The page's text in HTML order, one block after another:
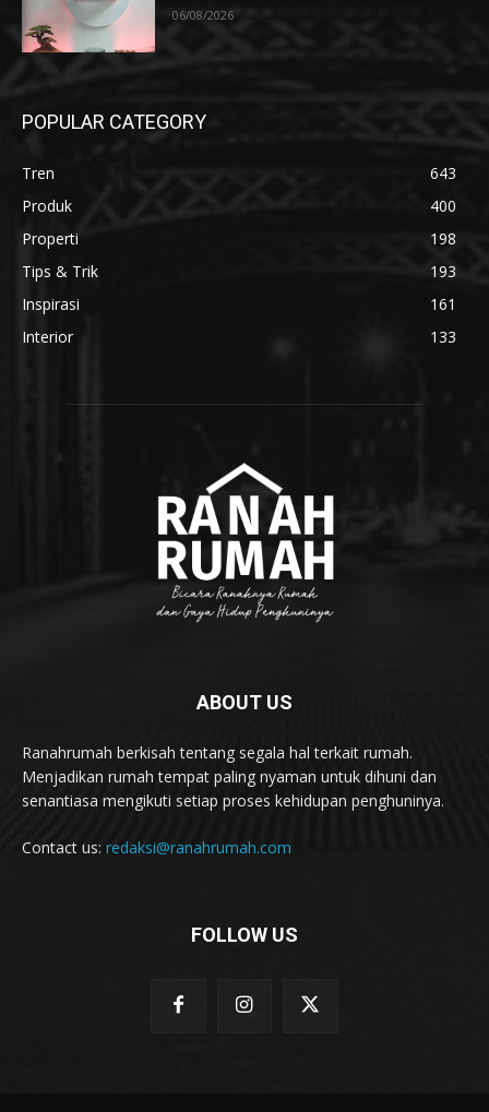
06/08/2026
POPULAR CATEGORY
Tren
643
Produk
400
Properti
198
Tips & Trik
193
Inspirasi
161
Interior
133
ABOUT US
Ranahrumah berkisah tentang segala hal terkait rumah.
Menjadikan rumah tempat paling nyaman untuk dihuni dan
senantiasa mengikuti setiap proses kehidupan penghuninya.
Contact us: redaksi@ranahrumah.com
FOLLOW US